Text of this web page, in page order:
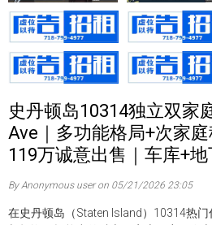
史丹顿岛10314独立双家
Ave｜多功能格局+次家庭
119万诚意出售｜车库+
By Anonymous user on 05/21/2026 23:05
在史丹顿岛（Staten Island）10314热